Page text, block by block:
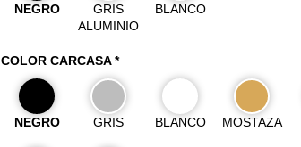
NEGRO
GRIS
ALUMINIO
BLANCO
COLOR CARCASA *
NEGRO GRIS BLANCO MOSTAZA